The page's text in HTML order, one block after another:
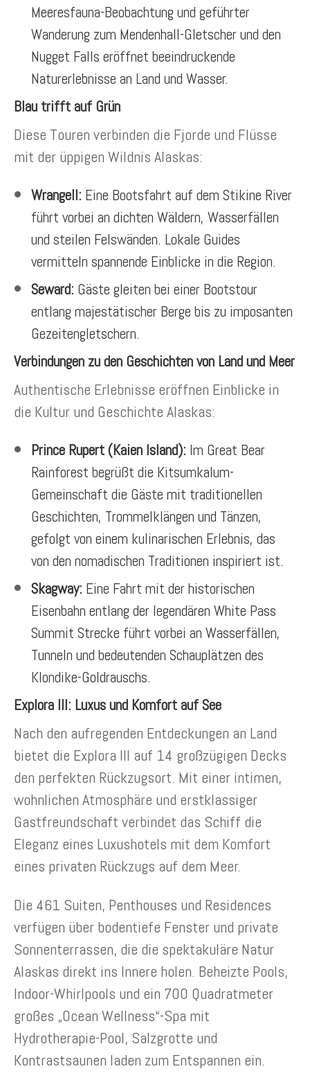
Meeresfauna-Beobachtung und geführter
Wanderung zum Mendenhall-Gletscher und den
Nugget Falls eröffnet beeindruckende
Naturerlebnisse an Land und Wasser.
Blau trifft auf Grün
Diese Touren verbinden die Fjorde und Flüsse
mit der üppigen Wildnis Alaskas:
Wrangell: Eine Bootsfahrt auf dem Stikine River
führt vorbei an dichten Wäldern, Wasserfällen
und steilen Felswänden. Lokale Guides
vermitteln spannende Einblicke in die Region.
Seward: Gäste gleiten bei einer Bootstour
entlang majestätischer Berge bis zu imposanten
Gezeitengletschern.
Verbindungen zu den Geschichten von Land und Meer
Authentische Erlebnisse eröffnen Einblicke in
die Kultur und Geschichte Alaskas:
Prince Rupert (Kaien Island): Im Great Bear
Rainforest begrüßt die Kitsumkalum-
Gemeinschaft die Gäste mit traditionellen
Geschichten, Trommelklängen und Tänzen,
gefolgt von einem kulinarischen Erlebnis, das
von den nomadischen Traditionen inspiriert ist.
Skagway: Eine Fahrt mit der historischen
Eisenbahn entlang der legendären White Pass
Summit Strecke führt vorbei an Wasserfällen,
Tunneln und bedeutenden Schauplätzen des
Klondike-Goldrauschs.
Explora III: Luxus und Komfort auf See
Nach den aufregenden Entdeckungen an Land
bietet die Explora III auf 14 großzügigen Decks
den perfekten Rückzugsort. Mit einer intimen,
wohnlichen Atmosphäre und erstklassiger
Gastfreundschaft verbindet das Schiff die
Eleganz eines Luxushotels mit dem Komfort
eines privaten Rückzugs auf dem Meer.
Die 461 Suiten, Penthouses und Residences
verfügen über bodentiefe Fenster und private
Sonnenterrassen, die die spektakuläre Natur
Alaskas direkt ins Innere holen. Beheizte Pools,
Indoor-Whirlpools und ein 700 Quadratmeter
großes „Ocean Wellness“-Spa mit
Hydrotherapie-Pool, Salzgrotte und
Kontrastsaunen laden zum Entspannen ein.